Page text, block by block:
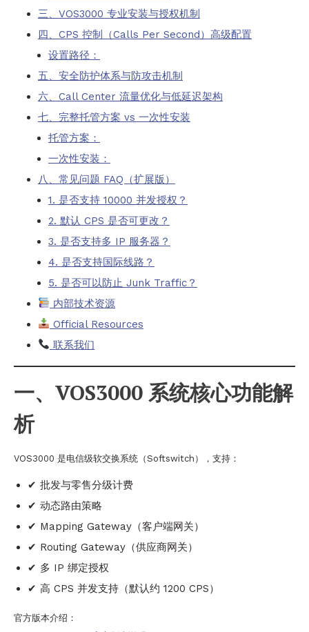
三、VOS3000 专业安装与授权机制
四、CPS 控制（Calls Per Second）高级配置
设置路径：
五、安全防护体系与防攻击机制
六、Call Center 流量优化与低延迟架构
七、完整托管方案 vs 一次性安装
托管方案：
一次性安装：
八、常见问题 FAQ（扩展版）
1. 是否支持 10000 并发授权？
2. 默认 CPS 是否可更改？
3. 是否支持多 IP 服务器？
4. 是否支持国际线路？
5. 是否可以防止 Junk Traffic？
内部技术资源
Official Resources
联系我们
一、VOS3000 系统核心功能解
析
VOS3000 是电信级软交换系统（Softswitch），支持：
✔ 批发与零售分级计费
✔ 动态路由策略
✔ Mapping Gateway（客户端网关）
✔ Routing Gateway（供应商网关）
✔ 多 IP 绑定授权
✔ 高 CPS 并发支持（默认约 1200 CPS）
官方版本介绍：